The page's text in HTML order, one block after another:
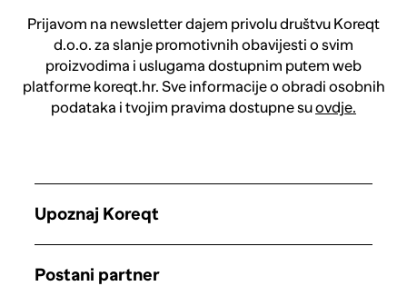
Prijavom na newsletter dajem privolu društvu Koreqt
d.o.o. za slanje promotivnih obavijesti o svim
proizvodima i uslugama dostupnim putem web
platforme koreqt.hr. Sve informacije o obradi osobnih
podataka i tvojim pravima dostupne suovdje.
Upoznaj Koreqt
Postani partner